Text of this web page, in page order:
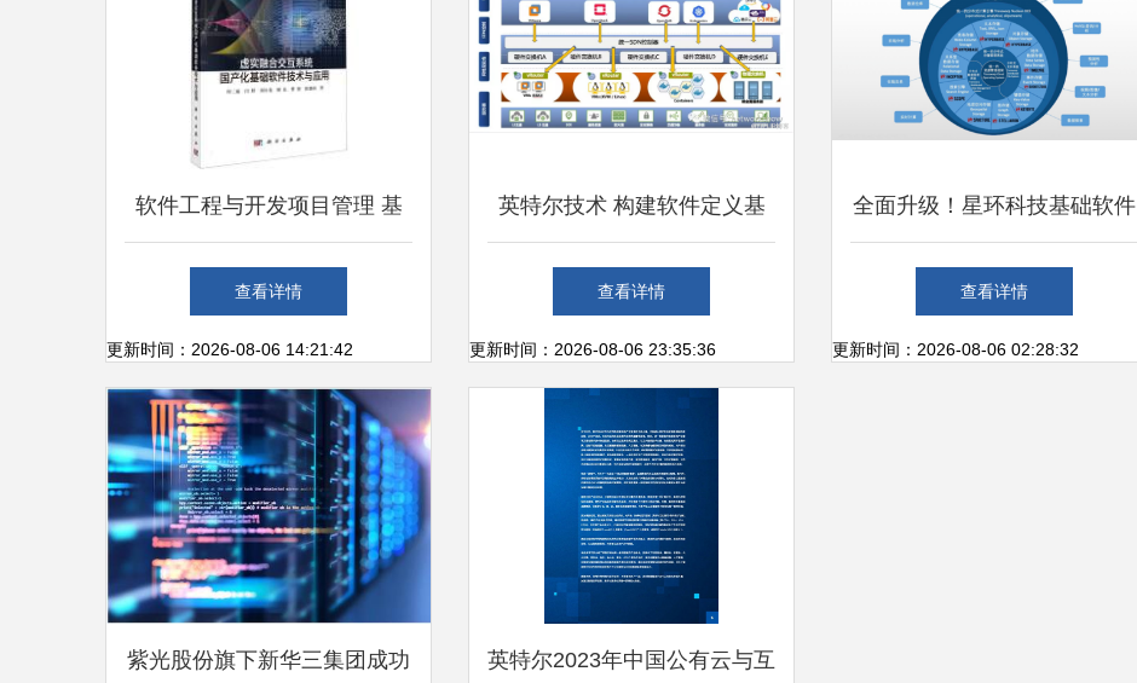
软件工程与开发项目管理 基
础软件技术服务的核心支柱
查看详情
更新时间：2026-08-06 14:21:42
英特尔技术 构建软件定义基
础设施的坚实基座
查看详情
更新时间：2026-08-06 23:35:36
全面升级！星环科技基础软件
再突破，以核心技术赋能数字
中国建设新篇章
查看详情
更新时间：2026-08-06 02:28:32
紫光股份旗下新华三集团成功 英特尔2023年中国公有云与互